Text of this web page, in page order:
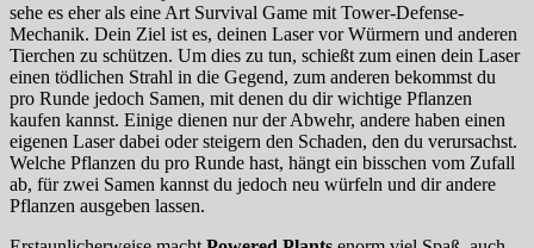
sehe es eher als eine Art Survival Game mit Tower-Defense-
Mechanik. Dein Ziel ist es, deinen Laser vor Würmern und anderen
Tierchen zu schützen. Um dies zu tun, schießt zum einen dein Laser
einen tödlichen Strahl in die Gegend, zum anderen bekommst du
pro Runde jedoch Samen, mit denen du dir wichtige Pflanzen
kaufen kannst. Einige dienen nur der Abwehr, andere haben einen
eigenen Laser dabei oder steigern den Schaden, den du verursachst.
Welche Pflanzen du pro Runde hast, hängt ein bisschen vom Zufall
ab, für zwei Samen kannst du jedoch neu würfeln und dir andere
Pflanzen ausgeben lassen.